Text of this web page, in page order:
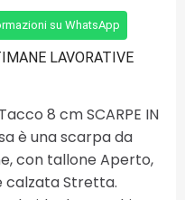
su WhatsApp
LAVORATIVE
8 cm SCARPE IN
è una scarpa da
con tallone Aperto,
calzata Stretta.